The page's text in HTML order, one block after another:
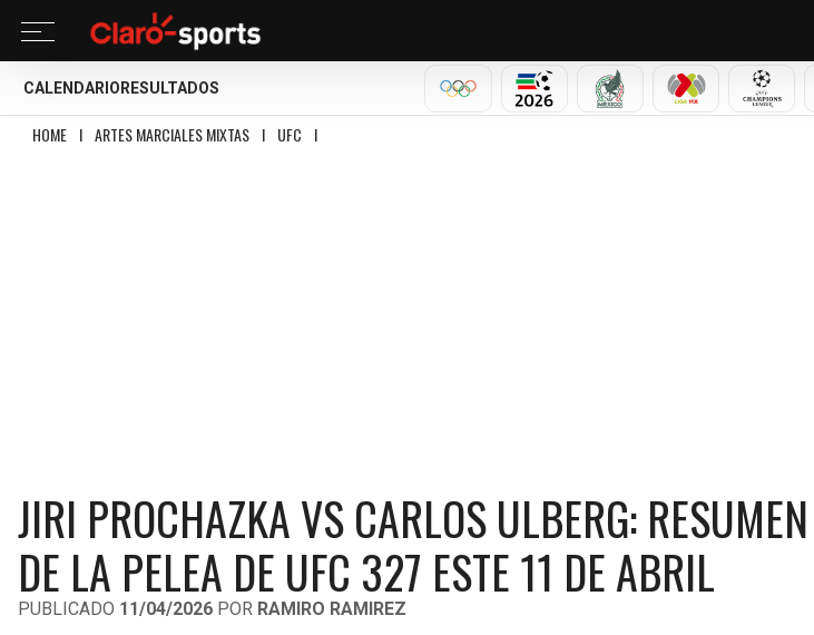
CALENDARIO RESULTADOS
OLÍMPICOSMUNDIAL 2026SELECCIÓN MEXICANA
LIGA MX
HOME I ARTES MARCIALES MIXTAS I UFC I
JIRI PROCHAZKA VS CARLOS ULBERG:
DE LA PELEA DE UFC 327 ESTE 11 DE ABRIL
PUBLICADO 11/04/2026 POR RAMIRO RAMIREZ